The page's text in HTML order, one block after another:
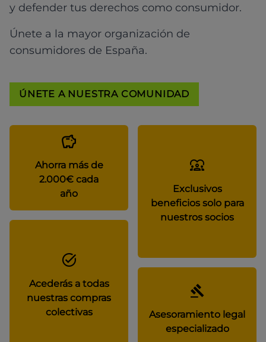
y defender tus derechos como consumidor.
Únete a la mayor organización de
consumidores de España.
ÚNETE A NUESTRA COMUNIDAD
Ahorra más de
2.000€ cada
año
Exclusivos
beneficios solo para
nuestros socios
Acederás a todas
nuestras compras
colectivas
Asesoramiento legal
especializado